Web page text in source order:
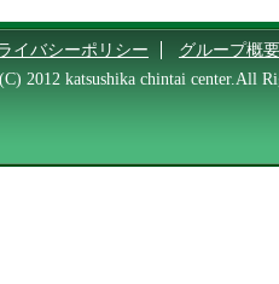
イバシーポリシー
グループ概要
2012 katsushika chintai center.All